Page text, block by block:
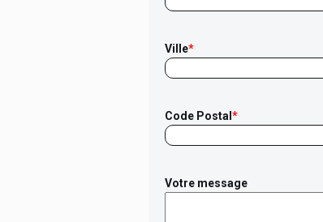
Ville*
Code Postal *
Votre message